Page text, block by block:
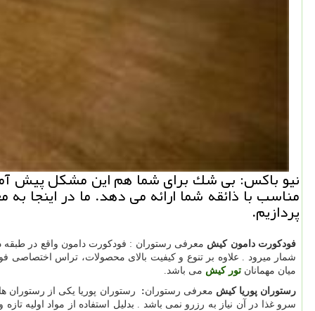
نیو باكس: بی شك برای شما هم این مشكل پیش
مناسب با ذائقه شما ارائه می دهد. ما در اینجا
پردازیم.
فودکورت دامون کیش
میان مهمانان تور کیش می باشد.
رستوران پوریا کیش معرفی رستوران:
سرو غذا در آن نیاز به رزرو نمی باشد . بدلیل استفاده از مواد اولیه